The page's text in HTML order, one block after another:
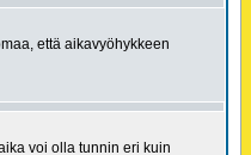
että aikavyöhykkeen
voi olla tunnin eri kuin